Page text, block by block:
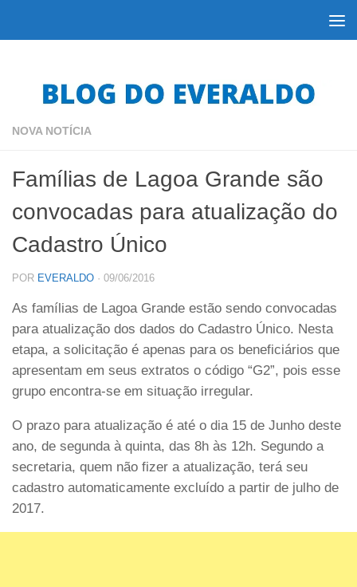
NOVA NOTÍCIA
Famílias de Lagoa Grande são
convocadas para atualização do
Cadastro Único
POR EVERALDO · 09/06/2016
As famílias de Lagoa Grande estão sendo convocadas
para atualização dos dados do Cadastro Único. Nesta
etapa, a solicitação é apenas para os beneficiários que
apresentam em seus extratos o código “G2”, pois esse
grupo encontra-se em situação irregular.
O prazo para atualização é até o dia 15 de Junho deste
ano, de segunda à quinta, das 8h às 12h. Segundo a
secretaria, quem não fizer a atualização, terá seu
cadastro automaticamente excluído a partir de julho de
2017.